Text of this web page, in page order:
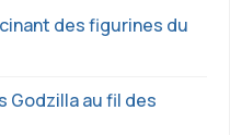
des figurines du
Godzilla au fil des